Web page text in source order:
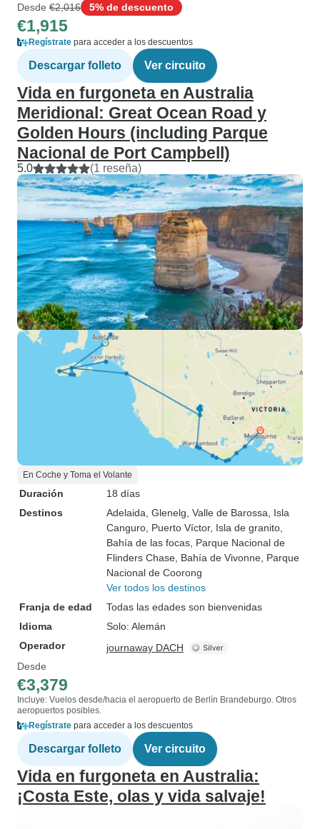
Desde €2,016 5% de descuento
€1,915
Regístrate para acceder a los descuentos
Descargar folleto Ver circuito
Vida en furgoneta en Australia
Meridional: Great Ocean Road y
Golden Hours (including Parque
Nacional de Port Campbell)
5.0 (1 reseña)
En Coche y Toma el Volante
Duración
18 días
Destinos
Adelaida , Glenelg , Valle de Barossa , Isla
Canguro , Puerto Víctor, Isla de granito
Bahía de las focas , Parque Nacional de
Flinders Chase , Bahía de Vivonne , Parque
Nacional de Coorong
Ver todos los destinos
Franja de edad
Todas las edades son bienvenidas
Idioma
Solo: Alemán
Operador
journaway DACH
Desde
€3,379
Incluye: Vuelos desde/hacia el aeropuerto de Berlín Brandeburgo. Otros
aeropuertos posibles.
Regístrate para acceder a los descuentos
Descargar folleto Ver circuito
Vida en furgoneta en Australia:
¡Costa Este, olas y vida salvaje!